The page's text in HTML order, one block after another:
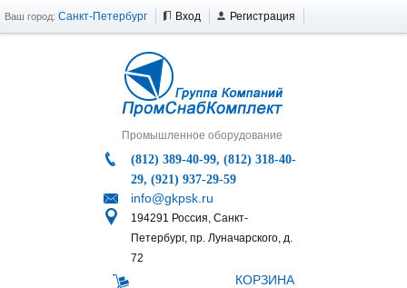
Ваш город: Санкт-Петербург Вход Регистрация
Промышленное оборудование
(812) 389-40-99, (812) 318-40-
29, (921) 937-29-59
info@gkpsk.ru
194291 Россия, Санкт-
Петербург, пр. Луначарского, д.
72
КОРЗИНА